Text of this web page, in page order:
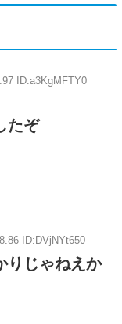
ID:a3KgMFTY0
たぞ
ID:DVjNYt650
りじゃねえか